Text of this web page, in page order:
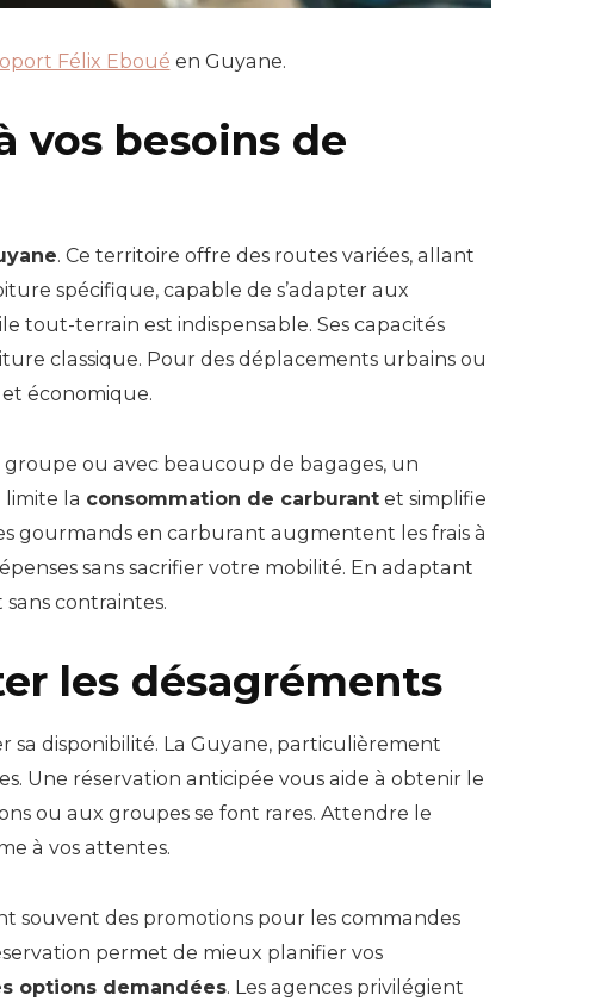
Félix Eboué en Guyane.
vos besoins de
. Ce territoire offre des routes variées, allant
spécifique, capable de s’adapter aux
tout-terrain est indispensable. Ses capacités
classique. Pour des déplacements urbains ou
économique.
groupe ou avec beaucoup de bagages, un
limite la consommation de carburant et simplifie
gourmands en carburant augmentent les frais à
sans sacrifier votre mobilité. En adaptant
contraintes.
les désagréments
disponibilité. La Guyane, particulièrement
Une réservation anticipée vous aide à obtenir le
ou aux groupes se font rares. Attendre le
à vos attentes.
souvent des promotions pour les commandes
permet de mieux planifier vos
options demandées. Les agences privilégient